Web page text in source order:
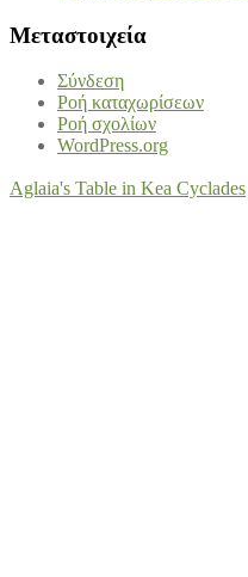
Μεταστοιχεία
Σύνδεση
Ροή καταχωρίσεων
Ροή σχολίων
WordPress.org
Aglaia's Table in Kea Cyclades